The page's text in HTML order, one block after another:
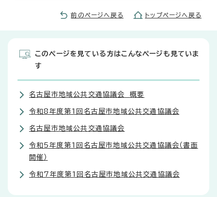
前のページへ戻る トップページへ戻る
このページを見ている方はこんなページも見ていま
す
名古屋市地域公共交通協議会 概要
令和8年度第1回名古屋市地域公共交通協議会
名古屋市地域公共交通協議会
令和5年度第1回名古屋市地域公共交通協議会（書面
開催）
令和7年度第1回名古屋市地域公共交通協議会